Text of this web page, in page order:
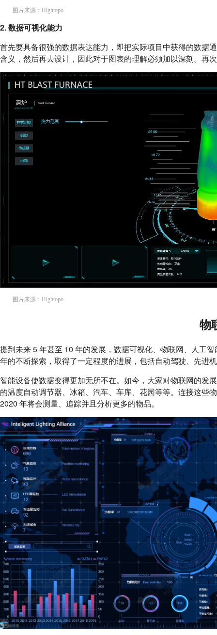
图片来源：Hightopo
2. 数据可视化能力
首先要具备很强的数据表达能力，即把实际项目中获得的数据
含义，然后再去设计，因此对于图表的理解必须加以深刻。再
图片来源：Hightopo
物
提到未来 5 年甚至 10 年的发展，数据可视化、物联网、人工
年的不断探索，取得了一定程度的进展，包括自动驾驶、先进
智能设备使数据变得更加无所不在。如今，大家对物联网的发
的温度自动调节器、冰箱、汽车、车库、花园等等。连接这些
2020 年将会测量、追踪并且分析更多的物品。